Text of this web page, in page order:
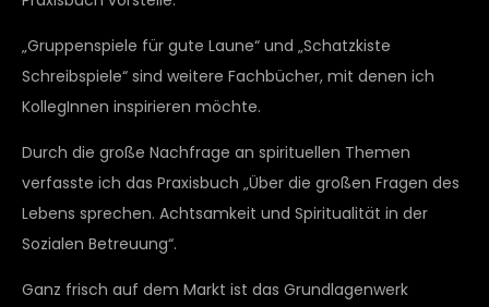
„Gruppenspiele für gute Laune“ und „Schatzkiste
Schreibspiele“ sind weitere Fachbücher, mit denen ich
KollegInnen inspirieren möchte.
Durch die große Nachfrage an spirituellen Themen
verfasste ich das Praxisbuch „Über die großen Fragen des
Lebens sprechen. Achtsamkeit und Spiritualität in der
Sozialen Betreuung“.
Ganz frisch auf dem Markt ist das Grundlagenwerk